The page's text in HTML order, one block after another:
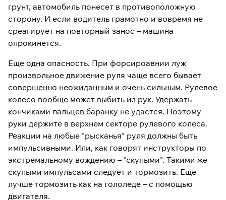
грунт, автомобиль понесет в противоположную
сторону. И если водитель грамотно и вовремя не
среагирует на повторный занос – машина
опрокинется.
Еще одна опасность. При форсироавнии луж
произвольное движение руля чаще всего бывает
совершенно неожиданным и очень сильным. Рулевое
колесо вообще может выбить из рук. Удержать
кончиками пальцев баранку не удастся. Поэтому
руки держите в верхнем секторе рулевого колеса.
Реакции на любые "рысканья" руля должны быть
импульсивными. Или, как говорят инструкторы по
экстремальному вождению – "скупыми". Такими же
скупыми импульсами следует и тормозить. Еще
лучше тормозить как на гололеде – с помощью
двигателя.